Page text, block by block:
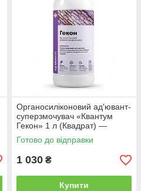
Органосиліконовий ад'ювант-
суперзмочувач «Квантум
Гекон» 1 л (Квадрат) —
поверхнево-активна
речовина (ПАР)
Готово до відправки
1 030 ₴
Купити